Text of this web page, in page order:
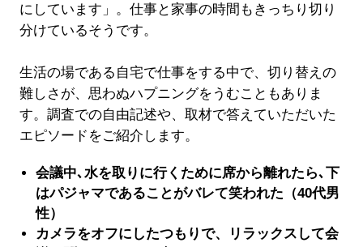
にしています」。仕事と家事の時間もきっちり切り
分けているそうです。
生活の場である自宅で仕事をする中で、切り替えの
難しさが、思わぬハプニングをうむこともありま
す。調査での自由記述や、取材で答えていただいた
エピソードをご紹介します。
会議中､水を取りに行くために席から離れたら､下
はパジャマであることがバレて笑われた（40代男
性）
カメラをオフにしたつもりで、リラックスして会